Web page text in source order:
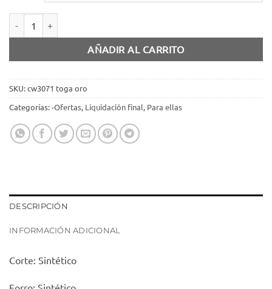
AÑADIR AL CARRITO
SKU:cw3071 toga oro
Categorías:-Ofertas, Liquidación final, Para ellas
DESCRIPCIÓN
INFORMACIÓN ADICIONAL
Corte: Sintético